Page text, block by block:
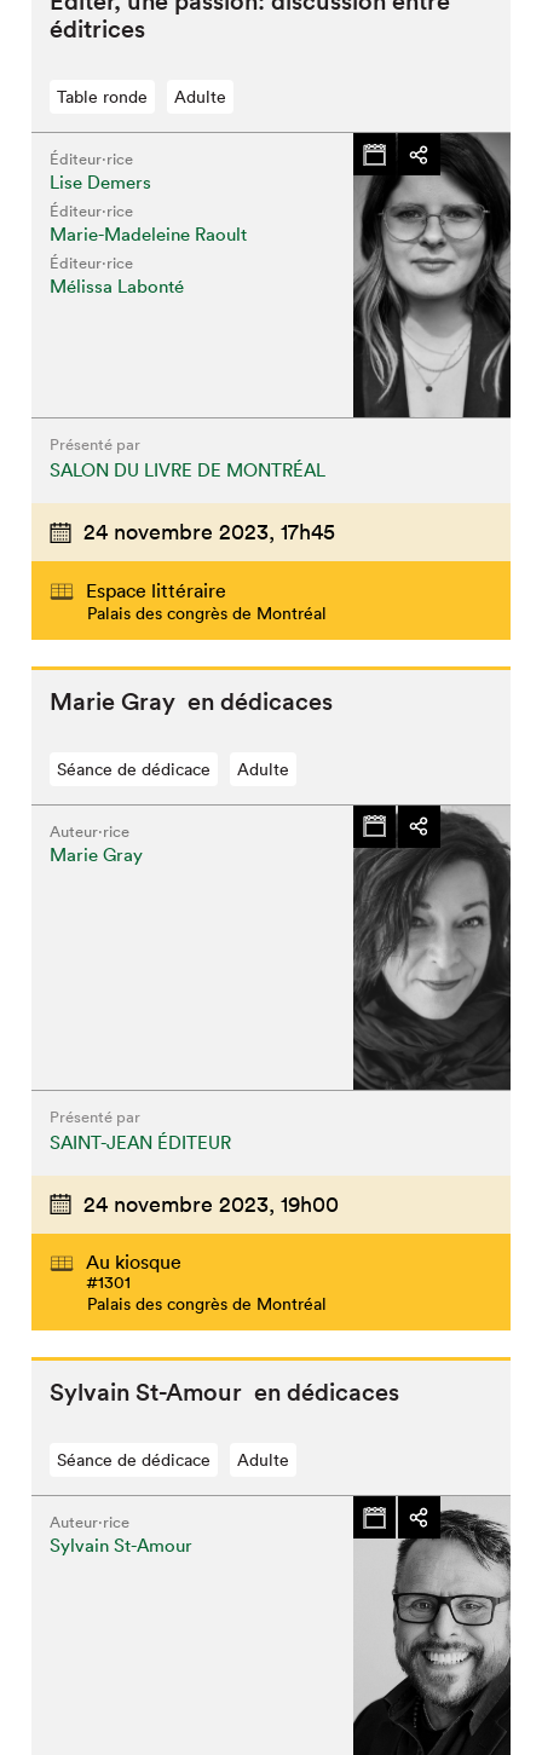
éditrices
Table ronde Adulte
Éditeur·rice
Lise Demers
Éditeur·rice
Marie-Madeleine Raoult
Éditeur·rice
Mélissa Labonté
Présenté par
SALON DU LIVRE DE MONTRÉAL
24 novembre 2023, 17h45
Espace littéraire
Palais des congrès de Montréal
Marie Gray en dédicaces
Séance de dédicace Adulte
Auteur·rice
Marie Gray
Présenté par
SAINT-JEAN ÉDITEUR
24 novembre 2023, 19h00
Au kiosque
#1301
Palais des congrès de Montréal
Sylvain St-Amour en dédicaces
Séance de dédicace Adulte
Auteur·rice
Sylvain St-Amour